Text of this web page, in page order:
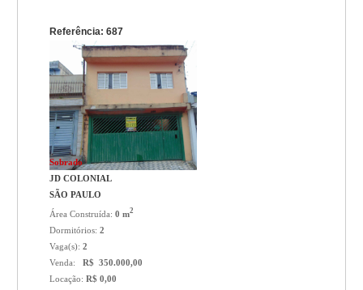
Referência: 687
Sobrado
JD COLONIAL
SÃO PAULO
Área Construída:0 m2
Dormitórios:2
Vaga(s):2
Venda:
R$ 350.000,00
Locação:R$ 0,00